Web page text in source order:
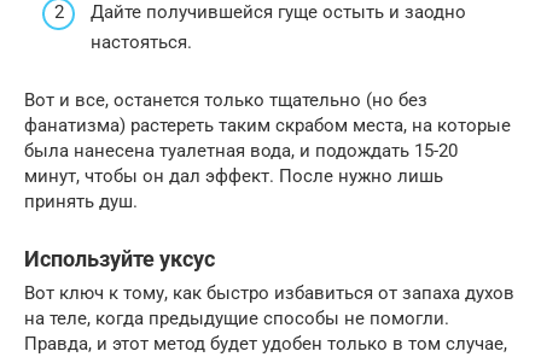
Дайте получившейся гуще остыть и заодно
настояться.
Вот и все, останется только тщательно (но без
фанатизма) растереть таким скрабом места, на которые
была нанесена туалетная вода, и подождать 15-20
минут, чтобы он дал эффект. После нужно лишь
принять душ.
Используйте уксус
Вот ключ к тому, как быстро избавиться от запаха духов
на теле, когда предыдущие способы не помогли.
Правда, и этот метод будет удобен только в том случае,